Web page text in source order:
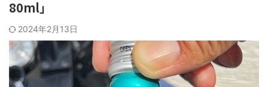
80ml」
2024年2月13日